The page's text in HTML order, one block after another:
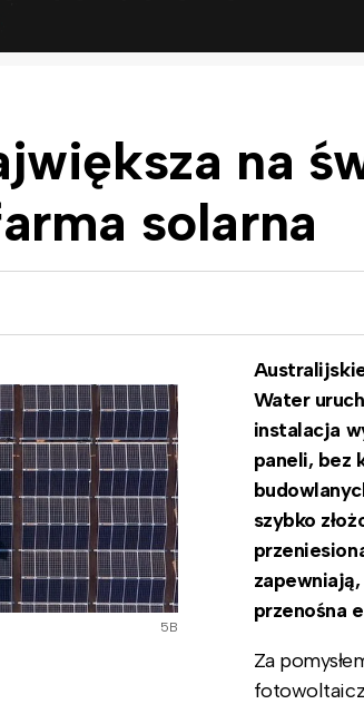
na
solarna
5B
Water
instalacja
paneli, bez
szybko
przenośna
Za